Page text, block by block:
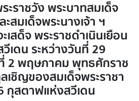
ะราชวัง พระบาทสมเด็จ
สมเด็จพระนางเจ้า ฯ
เสด็จ พระราชดำเนินเยือน
เดน ระหว่างวันที่ 29
2 พฤษภาคม พุทธศักราช
ชิญของสมเด็จพระราชา
กุสตาฟแห่งสวีเดน